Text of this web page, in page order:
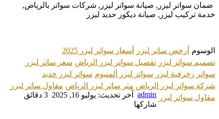
ضمان سواتر ليزر, صيانة سواتر ليزر, شركات سواتر بالرياض,
خدمة تركيب ليزر, صيانة ديكور حديد ليزر
الوسوم أرخص ساتر ليزر
أسعار سواتر ليزر 2025
تصميم سواتر ليزر تفصيل سواتر ليزر الرياض سعر ساتر ليزر
سواتر زخرفية ليزر
سواتر ليزر ألمنيوم سواتر ليزر حديد
شركة سواتر ليزر الرياض متر ساتر ليزر الرياض مقاول ساتر ليزر
مقاول سواتر ليزر
admin آخر تحديث: يوليو 16, 2025
3 دقائق
شاركها